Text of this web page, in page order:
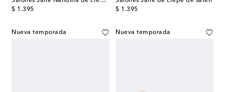
$ 1.395
original price
$ 1.395
original price
Nueva temporada Nueva temporada